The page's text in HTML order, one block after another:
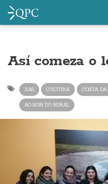
Así comeza o
ZAS CULTURA COSTA
AO SON DO RURAL